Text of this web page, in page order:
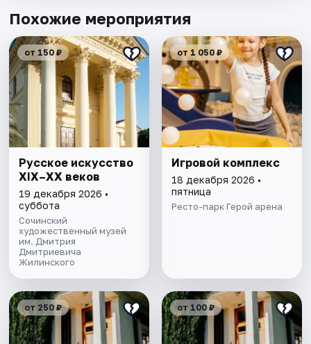
Похожие мероприятия
от 150 ₽
Русское искусство
XIX–XX веков
19 декабря 2026 •
суббота
Сочинский
художественный музей
им. Дмитрия
Дмитриевича
Жилинского
от 1 050 ₽
Игровой комплекс
18 декабря 2026 •
пятница
Ресто-парк Герой арена
от 250 ₽ от 100 ₽